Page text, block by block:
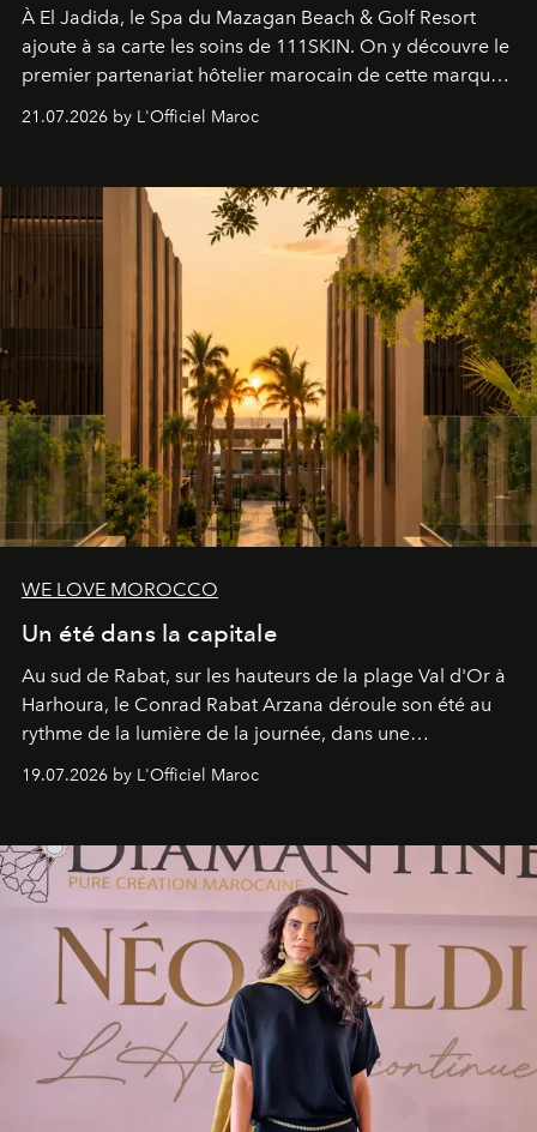
À El Jadida, le Spa du Mazagan Beach & Golf Resort
ajoute à sa carte les soins de 111SKIN. On y découvre le
premier partenariat hôtelier marocain de cette marque
britannique, née dans un cabinet de chirurgie plastique
londonien et construite depuis autour d'un actif breveté,
21.07.2026 by L'Officiel Maroc
WE LOVE MOROCCO
Un été dans la capitale
Au sud de Rabat, sur les hauteurs de la plage Val d'Or à
Harhoura, le Conrad Rabat Arzana déroule son été au
rythme de la lumière de la journée, dans une
programmation pensée comme une succession de
rendez-vous avec l’océan.
19.07.2026 by L'Officiel Maroc